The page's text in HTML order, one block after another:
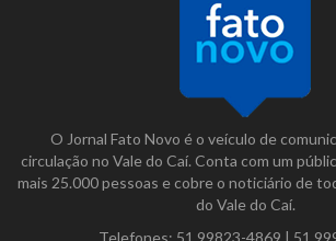
O Jornal Fato Novo é o veículo de
circulação no Vale do Caí. Conta com um
mais 25.000 pessoas e cobre o noticiário de
do Vale do Caí.